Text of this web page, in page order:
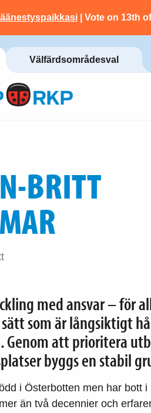
| Vote on 13th
Välfärdsområdesval
BRITT
med ansvar – för
som är långsiktigt
Genom att prioritera
byggs en stabil
i Österbotten men har bott
än två decennier och